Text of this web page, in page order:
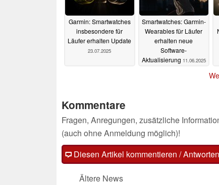
Garmin: Smartwatches
insbesondere für
Läufer erhalten Update
23.07.2025
Smartwatches: Garmin-
Wearables für Läufer
erhalten neue
Software-
Aktualisierung 11.06.2025
Kommentare
Fragen, Anregungen, zusätzliche
(auch ohne Anmeldung möglich)!
Diesen Artikel kommentieren / Antworten
Ältere News